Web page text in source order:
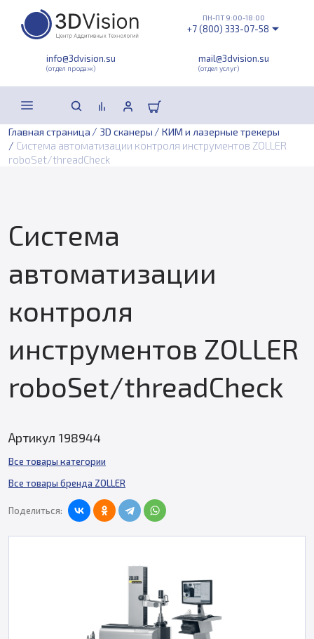
info@3dvision.su
(отдел продаж)
mail@3dvision.su
(отдел услуг)
ПН-ПТ 9:00-18:00
+7 (800) 333-07-58
Главная страница / 3D сканеры / КИМ и лазерные трекеры
/ Система автоматизации контроля инструментов ZOLLER
roboSet/threadCheck
Система
автоматизации
контроля
инструментов ZOLLER
roboSet/threadCheck
Артикул 198944
Все товары категории
Все товары бренда ZOLLER
Поделиться: